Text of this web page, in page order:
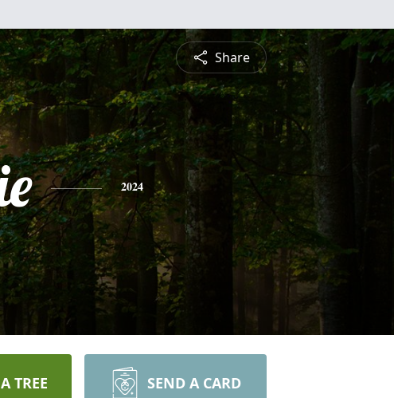
Share
2024
TREE SEND A CARD